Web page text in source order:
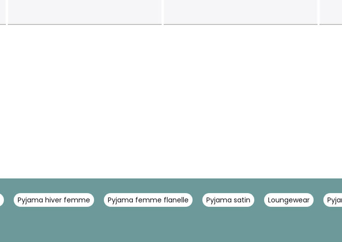
Pyjama hiver femme Pyjama femme flanelle Pyjama satin Loungewear